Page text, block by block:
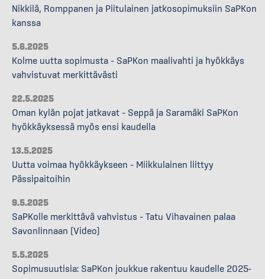
Nikkilä, Romppanen ja Piitulainen jatkosopimuksiin SaPKon
kanssa
5.6.2025
Kolme uutta sopimusta – SaPKon maalivahti ja hyökkäys
vahvistuvat merkittävästi
22.5.2025
Oman kylän pojat jatkavat – Seppä ja Saramäki SaPKon
hyökkäyksessä myös ensi kaudella
13.5.2025
Uutta voimaa hyökkäykseen – Miikkulainen liittyy
Pässipaitoihin
9.5.2025
SaPKolle merkittävä vahvistus – Tatu Vihavainen palaa
Savonlinnaan (Video)
5.5.2025
Sopimusuutisia: SaPKon joukkue rakentuu kaudelle 2025–